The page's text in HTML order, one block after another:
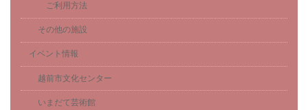
ご利用方法
その他の施設
イベント情報
越前市文化センター
いまだて芸術館